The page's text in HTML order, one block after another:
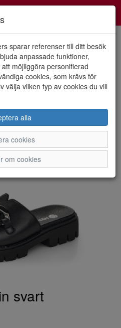
svart
sparar referenser till ditt besök
anpassade funktioner,
möjliggöra personifierad
cookies, som krävs för
välja vilken typ av cookies du vill
alla
cookies
om cookies